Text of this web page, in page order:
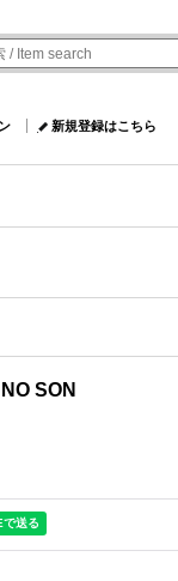
新規登録はこちら
SON